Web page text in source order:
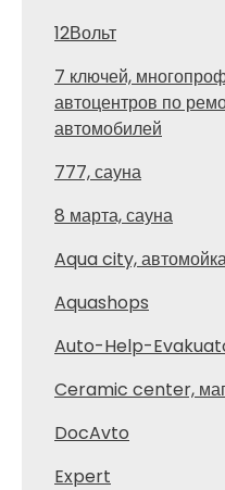
12Вольт
7 ключей,
автоцентров по
автомобилей
777, сауна
8 марта, сауна
Aqua city,
Aquashops
Auto-Help-
Ceramic center,
DocAvto
Expert